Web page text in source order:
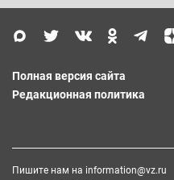
Полная версия сайта
Редакционная политика
Пишите нам на information@vz.ru